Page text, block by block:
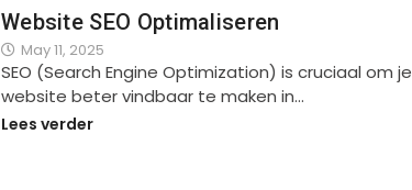
Website SEO Optimaliseren
May 11, 2025
SEO (Search Engine Optimization) is cruciaal om je
website beter vindbaar te maken in…
Lees verder